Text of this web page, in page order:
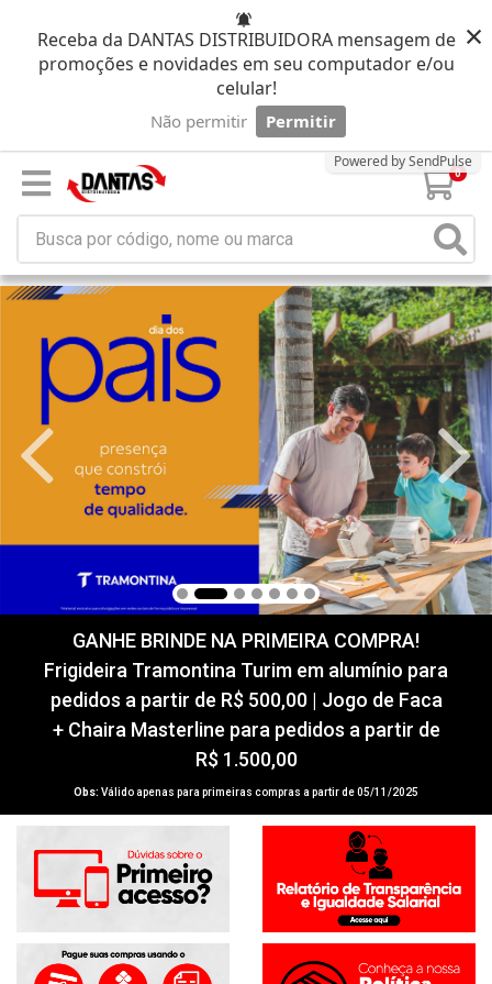
Receba da DANTAS DISTRIBUIDORA mensagem de
promoções e novidades em seu computador e/ou
celular!
Não permitir Permitir
Powered by SendPulse
×
0
GANHE BRINDE NA PRIMEIRA COMPRA!
Frigideira Tramontina Turim em alumínio para
pedidos a partir de R$ 500,00 | Jogo de Faca
+ Chaira Masterline para pedidos a partir de
R$ 1.500,00
Obs: Válido apenas para primeiras compras a partir de 05/11/2025